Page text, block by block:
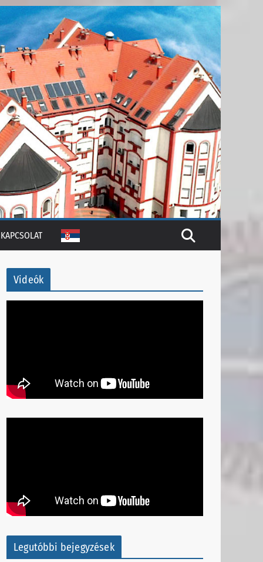
KAPCSOLAT
Videók
Legutóbbi bejegyzések